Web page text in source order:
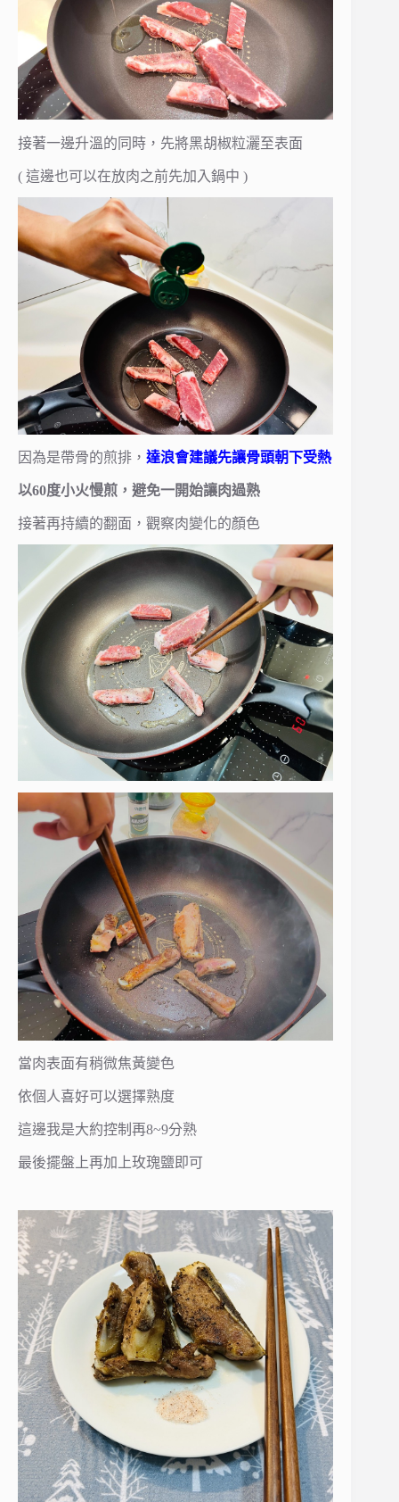
接著一邊升溫的同時，先將黑胡椒粒灑至表面
( 這邊也可以在放肉之前先加入鍋中 )
因為是帶骨的煎排， 達浪會建議先讓骨頭朝下受熱
以60度小火慢煎，避免一開始讓肉過熟
接著再持續的翻面，觀察肉變化的顏色
當肉表面有稍微焦黃變色
依個人喜好可以選擇熟度
這邊我是大約控制再8~9分熟
最後擺盤上再加上玫瑰鹽即可